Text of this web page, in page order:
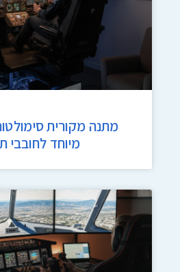
מתנה מקורית
מיוחד לחובבי